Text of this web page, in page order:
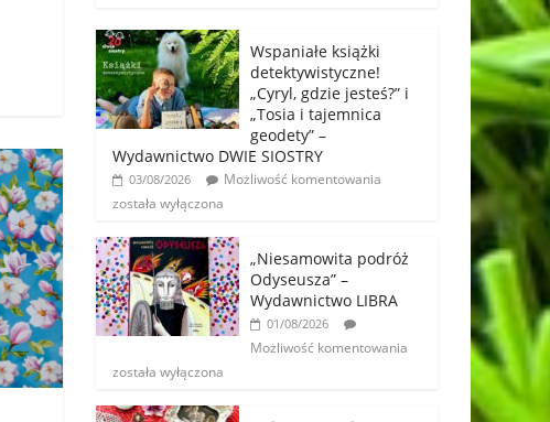
Wspaniałe książki
detektywistyczne!
„Cyryl, gdzie jesteś?” i
„Tosia i tajemnica
geodety” –
Wydawnictwo DWIE SIOSTRY
03/08/2026
Możliwość komentowania
została wyłączona
„Niesamowita podróż
Odyseusza” –
Wydawnictwo LIBRA
01/08/2026
Możliwość komentowania
została wyłączona